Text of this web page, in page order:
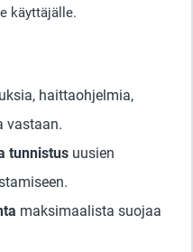
käyttäjälle.
haittaohjelmia,
vastaan.
tunnistus uusien
maksimaalista suojaa